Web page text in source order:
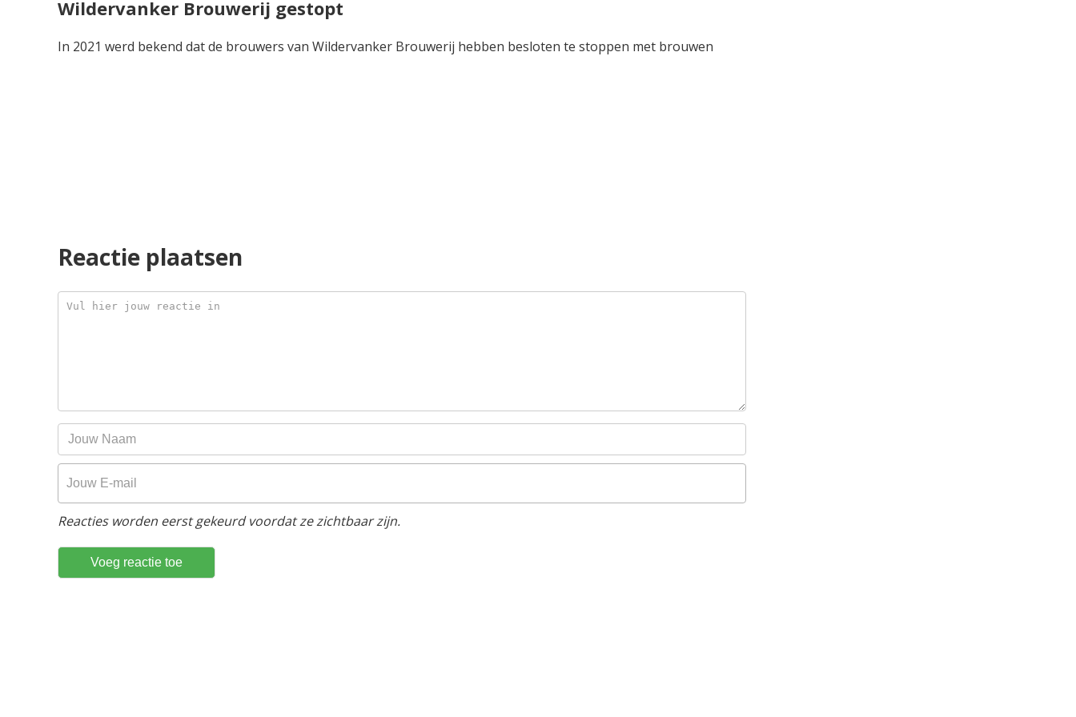
Wildervanker Brouwerij gestopt
In 2021 werd bekend dat de brouwers van Wildervanker Brouwerij hebben besloten te stoppen met brouwen
Reactie plaatsen
Reacties worden eerst gekeurd voordat ze zichtbaar zijn.